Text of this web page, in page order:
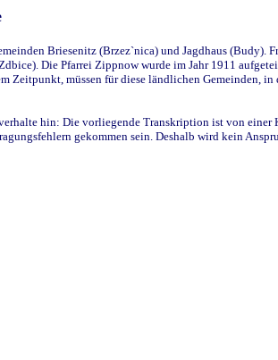
Briesenitz (Brzez`nica) und Jagdhaus (Budy).
Die Pfarrei Zippnow wurde im Jahr 1911
müssen für diese ländlichen Gemeinden,
hin: Die vorliegende Transkription ist von
gekommen sein. Deshalb wird kein